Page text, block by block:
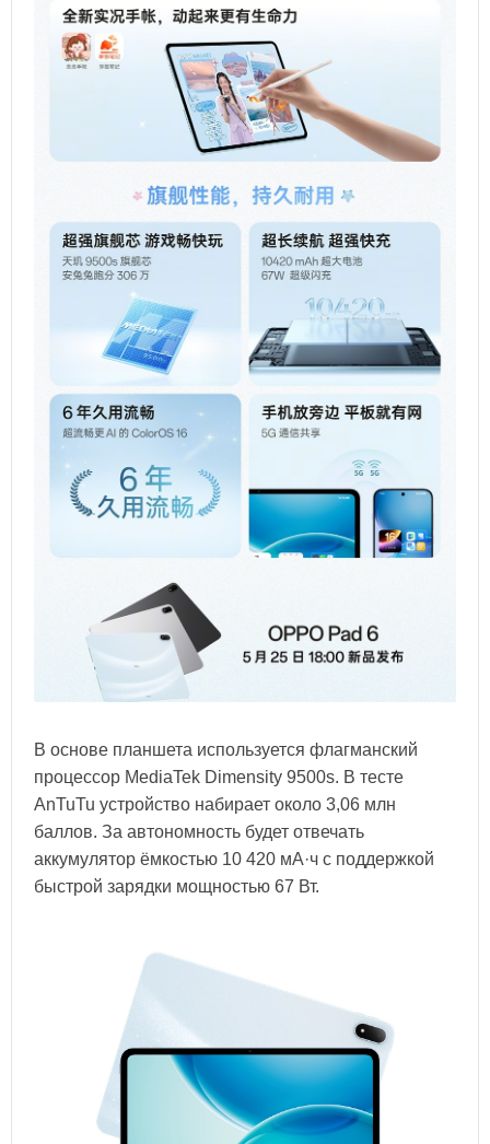
В основе планшета используется флагманский
процессор MediaTek Dimensity 9500s. В тесте
AnTuTu устройство набирает около 3,06 млн
баллов. За автономность будет отвечать
аккумулятор ёмкостью 10 420 мА·ч с поддержкой
быстрой зарядки мощностью 67 Вт.